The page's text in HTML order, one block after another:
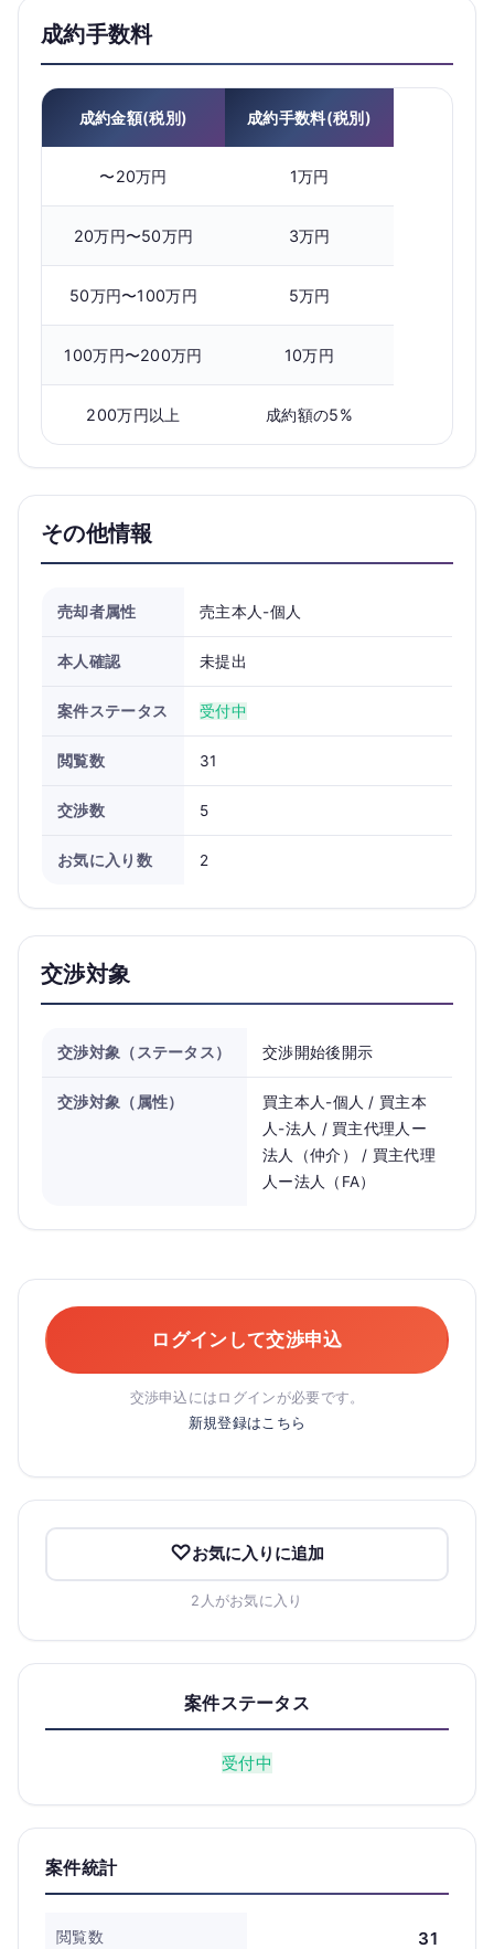
成約手数料
成約金額(税別) 成約手数料(税別)
〜20万円 1万円
20万円〜50万円 3万円
50万円〜100万円 5万円
100万円〜200万円 10万円
200万円以上 成約額の5%
その他情報
売却者属性 売主本人-個人
本人確認 未提出
案件ステータス 受付中
閲覧数 31
交渉数 5
お気に入り数 2
交渉対象
交渉対象（ステータス） 交渉開始後開示
交渉対象（属性）
買主本人-個人 / 買主本
人-法人 / 買主代理人ー
法人（仲介） / 買主代理
人ー法人（FA）
ログインして交渉申込
交渉申込にはログインが必要です。
新規登録はこちら
お気に入りに追加
2人がお気に入り
案件ステータス
受付中
案件統計
閲覧数 31